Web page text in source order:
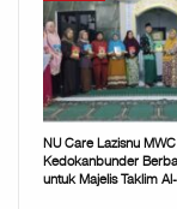
NU Care Lazisnu
Kedokanbunder
untuk Majelis Taklim